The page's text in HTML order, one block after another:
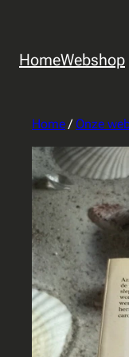
HomeWebshop
Home / Onze